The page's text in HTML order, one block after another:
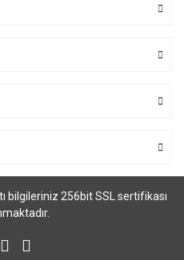
pahalı.
bilgileriniz 256bit SSL sertifikası